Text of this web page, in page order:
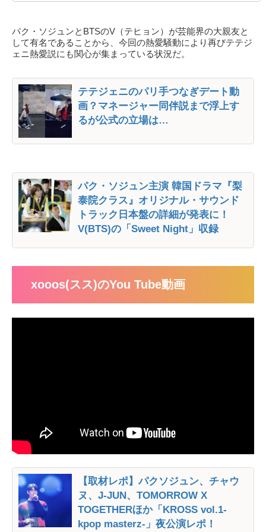
パク・ソジュンとBTSのV（テヒョン）が芸能界の大親友と
して有名であることから、今回の熱愛騒動により再びテテジ
ェニ熱愛説にも関心が集まっている状況だ。
テテジェニのパリ手つなぎデート動
画？マネージャー同伴説まで浮上す
るが公式の立場は…
パク・ソジュン主演 韓国ドラマ『梨
泰院クラス』オリジナル・サウンド
トラック日本盤の詳細が発表に！
V(BTS)の「Sweet Night」収録
xooos(スス)のYou Tube動画
【取材レポ】パクソジュン、チャウ
ヌ、J-JUN、TOMORROW X
TOGETHERほか「KROSS vol.1-
kpop masterz-」夜公演レポ！